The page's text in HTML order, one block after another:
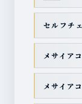
セルフチ
メサイア
メサイア